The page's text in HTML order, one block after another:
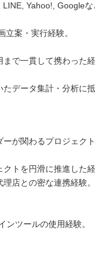
Yahoo!, Google
案・実行経験。
で一貫して携わった経
データ集計・分析に抵
が関わるプロジェク
トを円滑に推進した経
店との密な連携経験。
ンツールの使用経験。